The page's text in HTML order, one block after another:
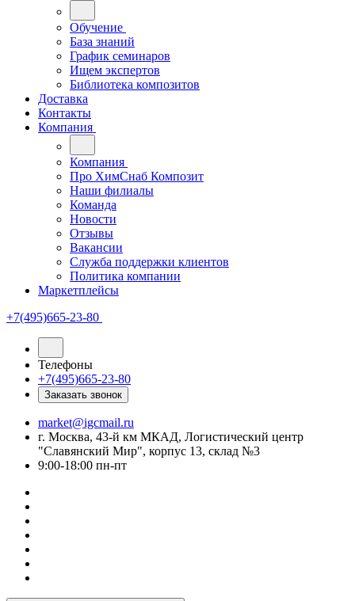
Обучение
База знаний
График семинаров
Ищем экспертов
Библиотека композитов
Доставка
Контакты
Компания
Компания
Про ХимСнаб Композит
Наши филиалы
Команда
Новости
Отзывы
Вакансии
Служба поддержки клиентов
Политика компании
Маркетплейсы
+7(495)665-23-80
Телефоны
+7(495)665-23-80
Заказать звонок
market@igcmail.ru
г. Москва, 43-й км МКАД, Логистический центр
"Славянский Мир", корпус 13, склад №3
9:00-18:00 пн-пт